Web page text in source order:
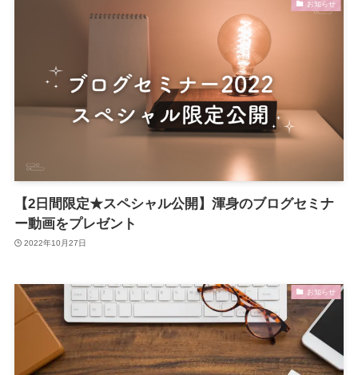
お知らせ
【2日間限定★スペシャル公開】渾身のブログセミナ
ー動画をプレゼント
2022年10月27日
お知らせ